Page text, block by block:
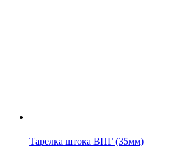
Тарелка штока ВПГ (35мм)